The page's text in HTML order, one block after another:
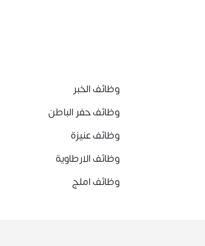
وظائف الخبر
وظائف حفر الباطن
وظائف عنيزة
وظائف الارطاوية
وظائف املج